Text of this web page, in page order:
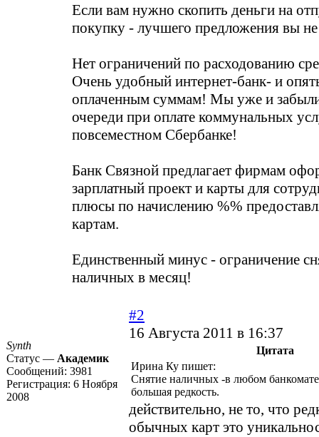
Если вам нужно скопить деньги на
покупку - лучшего предложения вы не
Нет ограничений по расходованию
Очень удобный интернет-банк- и
оплаченным суммам! Мы уже и забыли
очереди при оплате коммунальных
повсеместном Сбербанке!
Банк Связной предлагает фирмам
зарплатный проект и карты для
плюсы по начислению %%
картам.
Единственный минус - ограничение
наличных в месяц!
Synth
Статус — Академик
Сообщений: 3981
Регистрация: 6 Ноября
2008
#2
16 Августа 2011 в 16:37
Цитата
Ирина Ку пишет:
Снятие наличных -в любом банкомате
большая редкость.
действительно, не то, что
обычных карт это